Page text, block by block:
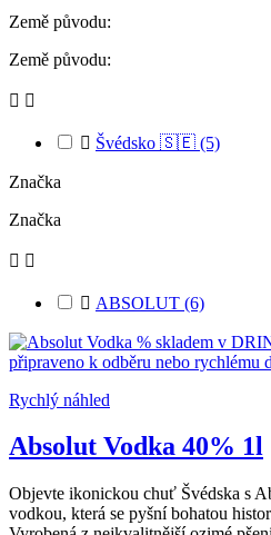
Země původu:
Země původu:
 
 Švédsko 🇸🇪 (5)
Značka
Značka
 
 ABSOLUT (6)
Rychlý náhled
Absolut Vodka 40% 1l
Objevte ikonickou chuť Švédska s
vodkou, která se pyšní bohatou